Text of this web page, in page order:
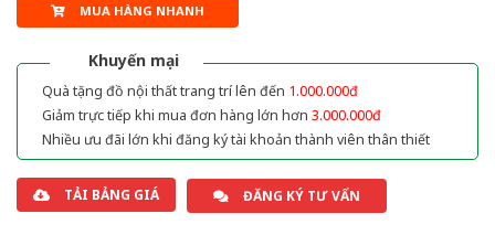
MUA HÀNG NHANH
Khuyến mại
Quà tặng đồ nội thất trang trí lên đến 1.000.000đ
Giảm trực tiếp khi mua đơn hàng lớn hơn 3.000.000đ
Nhiều ưu đãi lớn khi đăng ký tài khoản thành viên thân thiết
TẢI BẢNG GIÁ ĐĂNG KÝ TƯ VẤN